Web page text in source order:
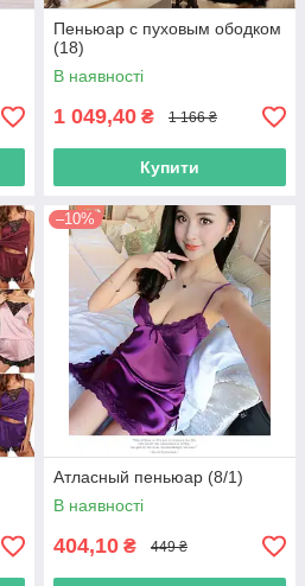
Пеньюар с пуховым ободком
(18)
В наявності
1 049,40 ₴ 1 166 ₴
Купити
–10%
Атласный пеньюар (8/1)
В наявності
404,10 ₴ 449 ₴